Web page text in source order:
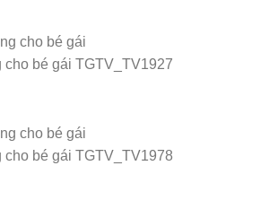
bé gái TGTV_TV1927
bé gái TGTV_TV1978